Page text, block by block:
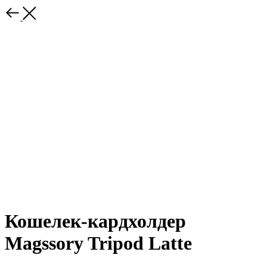
Кошелек-кардхолдер
Magssory Tripod Latte